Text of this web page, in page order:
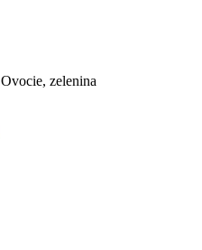
Ovocie, zelenina